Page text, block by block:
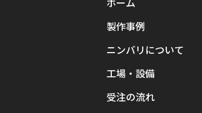
製作事例
ニンバリについて
工場・設備
受注の流れ